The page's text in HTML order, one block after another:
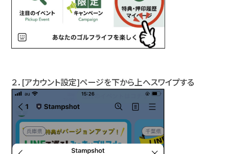
２．[アカウント設定]ページを下から上へスワイプする